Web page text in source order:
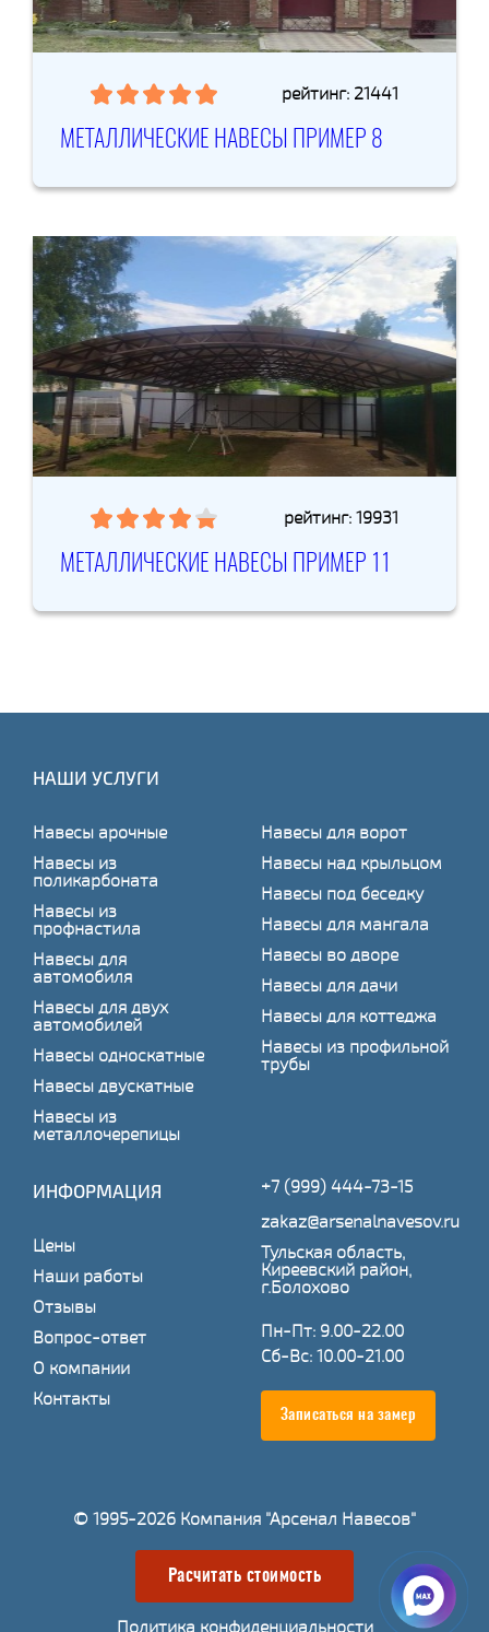
рейтинг: 21441
МЕТАЛЛИЧЕСКИЕ НАВЕСЫ ПРИМЕР 8
рейтинг: 19931
МЕТАЛЛИЧЕСКИЕ НАВЕСЫ ПРИМЕР 11
НАШИ УСЛУГИ
Навесы арочные
Навесы из
поликарбоната
Навесы из
профнастила
Навесы для
автомобиля
Навесы для двух
автомобилей
Навесы односкатные
Навесы двускатные
Навесы из
металлочерепицы
Навесы для ворот
Навесы над крыльцом
Навесы под беседку
Навесы для мангала
Навесы во дворе
Навесы для дачи
Навесы для коттеджа
Навесы из профильной
трубы
ИНФОРМАЦИЯ
Цены
Наши работы
Отзывы
Вопрос-ответ
О компании
Контакты
+7 (999) 444-73-15
zakaz@arsenalnavesov.ru
Тульская область,
Киреевский район,
г.Болохово
Пн-Пт: 9.00-22.00
Сб-Вс: 10.00-21.00
Записаться на замер
© 1995-2026 Компания "Арсенал Навесов"
Расчитать стоимость